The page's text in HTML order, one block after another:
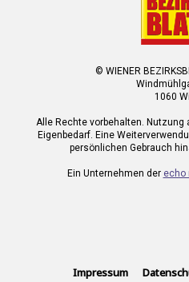
© WIENER
1060
Alle Rechte vorbehalten.
Eigenbedarf. Eine
persönlichen Gebrauch
Ein Unternehmen der echo
Impressum